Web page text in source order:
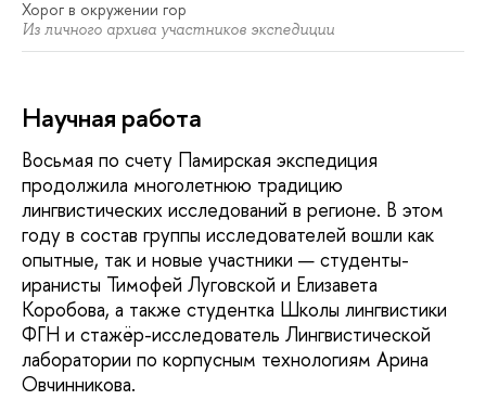
Хорог в окружении гор
Из личного архива участников экспедиции
Научная работа
Восьмая по счету Памирская экспедиция
продолжила многолетнюю традицию
лингвистических исследований в регионе. В этом
году в состав группы исследователей вошли как
опытные, так и новые участники — студенты-
иранисты Тимофей Луговской и Елизавета
Коробова, а также студентка Школы лингвистики
ФГН и стажёр-исследователь Лингвистической
лаборатории по корпусным технологиям Арина
Овчинникова.